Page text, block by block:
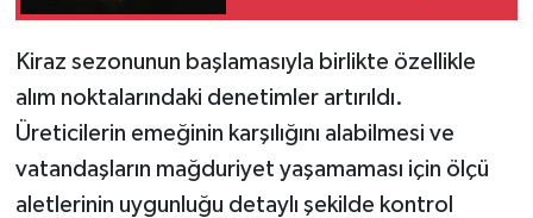
Kiraz sezonunun başlamasıyla birlikte özellikle
alım noktalarındaki denetimler artırıldı.
Üreticilerin emeğinin karşılığını alabilmesi ve
vatandaşların mağduriyet yaşamaması için ölçü
aletlerinin uygunluğu detaylı şekilde kontrol